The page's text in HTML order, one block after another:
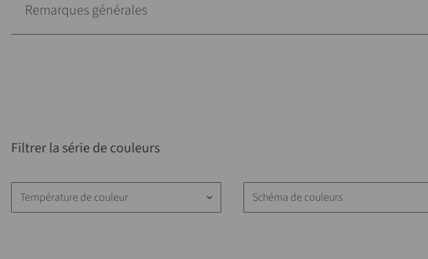
Remarques générales
Filtrer la série de couleurs
Température de couleur keyboard_arrow_down Schéma de couleurs